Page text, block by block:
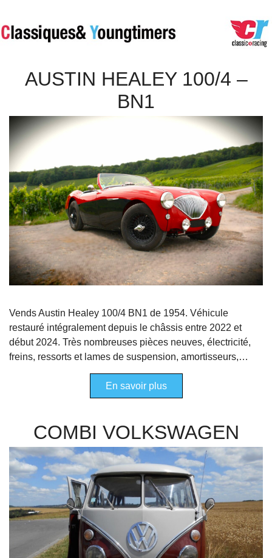
AUSTIN HEALEY 100/4 –
BN1
Vends Austin Healey 100/4 BN1 de 1954. Véhicule
restauré intégralement depuis le châssis entre 2022 et
début 2024. Très nombreuses pièces neuves, électricité,
freins, ressorts et lames de suspension, amortisseurs,…
En savoir plus
COMBI VOLKSWAGEN